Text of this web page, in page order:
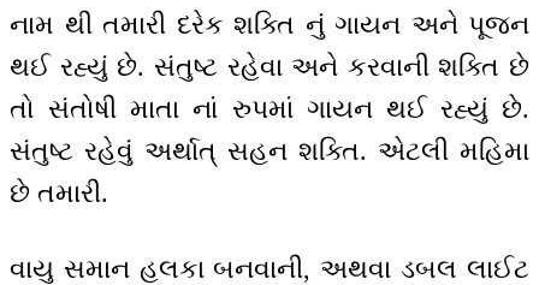
નામ થી તમારી દરેક શક્તિ નું ગાયન અને પૂજન
થઈ રહ્યું છે. સંતુષ્ટ રહેવા અને કરવાની શક્તિ છે
તો સંતોષી માતા નાં રુપમાં ગાયન થઈ રહ્યું છે.
સંતુષ્ટ રહેવું અર્થાત્ સહન શક્તિ. એટલી મહિમા
છે તમારી.
વાયુ સમાન હલકા બનવાની, અથવા ડબલ લાઈટ